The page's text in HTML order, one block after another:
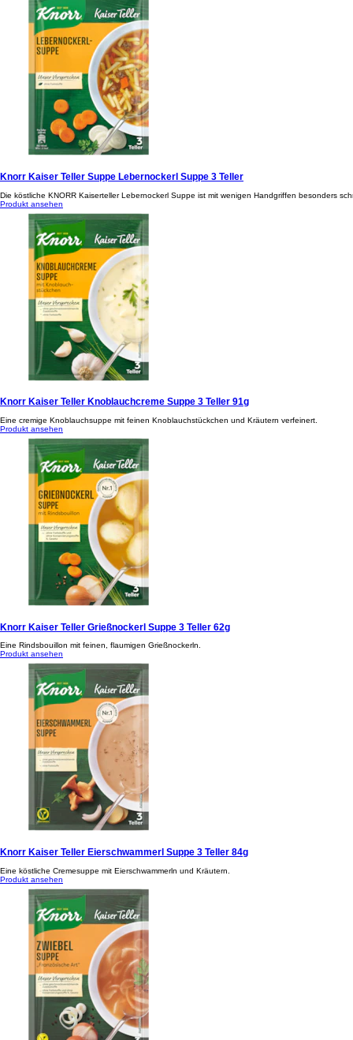
Knorr Kaiser Teller Suppe Lebernockerl Suppe 3 Teller
Die köstliche KNORR Kaiserteller Lebernockerl Suppe ist mit wenigen Handgriffen besonders
Produkt ansehen
Knorr Kaiser Teller Knoblauchcreme Suppe 3 Teller 91g
Eine cremige Knoblauchsuppe mit feinen Knoblauchstückchen und Kräutern verfeinert.
Produkt ansehen
Knorr Kaiser Teller Grießnockerl Suppe 3 Teller 62g
Eine Rindsbouillon mit feinen, flaumigen Grießnockerln.
Produkt ansehen
Knorr Kaiser Teller Eierschwammerl Suppe 3 Teller 84g
Eine köstliche Cremesuppe mit Eierschwammerln und Kräutern.
Produkt ansehen